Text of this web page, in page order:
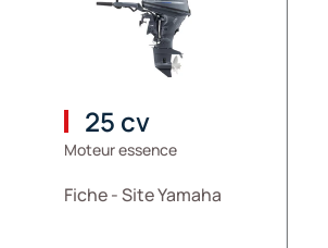
25 cv
Moteur essence
Fiche - Site Yamaha